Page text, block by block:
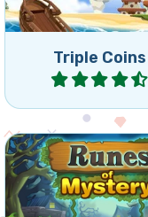
Triple Coins
Jugar
Juego misterioso
colapsar usando
alcanza la meta